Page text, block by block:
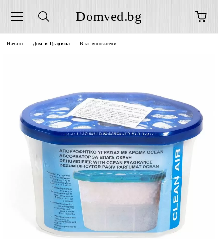
Domved.bg
Начало Дом и Градина Влагоуловители